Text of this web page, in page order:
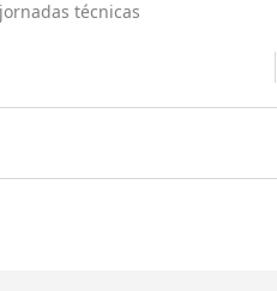
jornadas técnicas